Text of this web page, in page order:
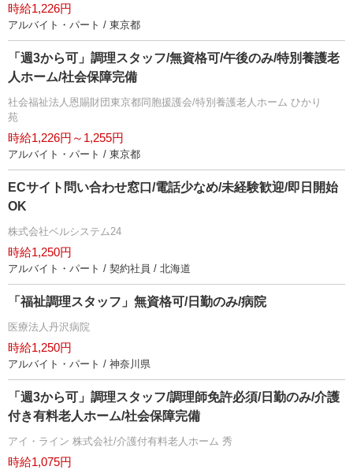
時給1,226円
アルバイト・パート / 東京都
「週3から可」調理スタッフ/無資格可/午後のみ/特別養護老
人ホーム/社会保障完備
社会福祉法人恩賜財団東京都同胞援護会/特別養護老人ホーム ひかり
苑
時給1,226円～1,255円
アルバイト・パート / 東京都
ECサイト問い合わせ窓口/電話少なめ/未経験歓迎/即日開始
OK
株式会社ベルシステム24
時給1,250円
アルバイト・パート / 契約社員 / 北海道
「福祉調理スタッフ」無資格可/日勤のみ/病院
医療法人丹沢病院
時給1,250円
アルバイト・パート / 神奈川県
「週3から可」調理スタッフ/調理師免許必須/日勤のみ/介護
付き有料老人ホーム/社会保障完備
アイ・ライン 株式会社/介護付有料老人ホーム 秀
時給1,075円